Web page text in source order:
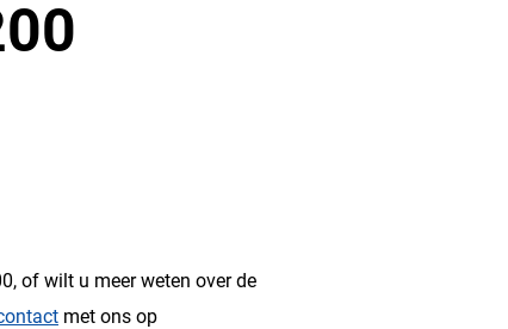
of wilt u meer weten over de
met ons op